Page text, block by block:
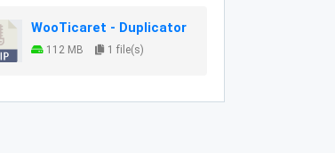
WooTicaret - Duplicator
112 MB 1 file(s)